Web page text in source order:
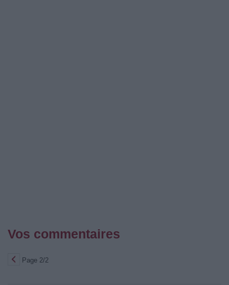
Vos commentaires
Page 2/2